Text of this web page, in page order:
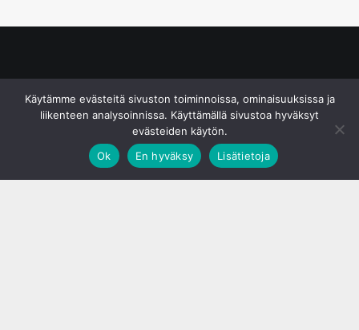
Käytämme evästeitä sivuston toiminnoissa, ominaisuuksissa ja
liikenteen analysoinnissa. Käyttämällä sivustoa hyväksyt
evästeiden käytön.
Ok
En hyväksy Lisätietoja